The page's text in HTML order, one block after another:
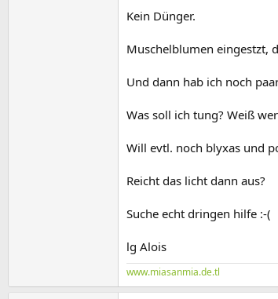
Kein Dünger.
Muschelblumen eingestzt,
Und dann hab ich noch
Was soll ich tung? Weiß
Will evtl. noch blyxas und
Reicht das licht dann aus?
Suche echt dringen hilfe :-(
lg Alois
www.miasanmia.de.tl